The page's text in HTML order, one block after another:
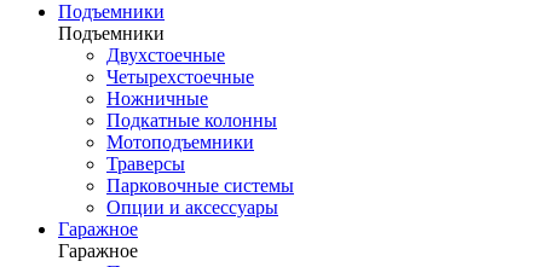
Подъемники
Подъемники
Двухстоечные
Четырехстоечные
Ножничные
Подкатные колонны
Мотоподъемники
Траверсы
Парковочные системы
Опции и аксессуары
Гаражное
Гаражное